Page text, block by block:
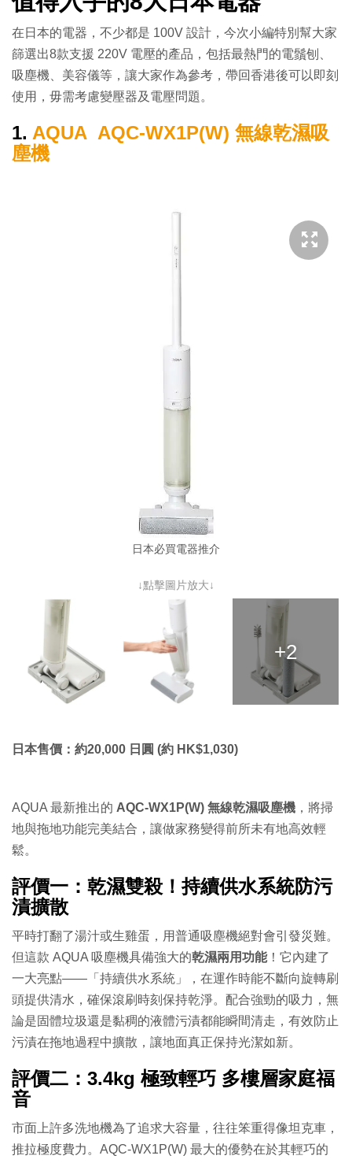
在日本的電器，不少都是 100V 設計，今次小編特別幫大家
篩選出8款支援 220V 電壓的產品，包括最熱門的電鬚刨、
吸塵機、美容儀等，讓大家作為參考，帶回香港後可以即刻
使用，毋需考慮變壓器及電壓問題。
1. AQUA AQC-WX1P(W) 無線乾濕吸
塵機
日本必買電器推介
↓點擊圖片放大↓
+2
日本售價：約20,000 日圓 (約 HK$1,030)
AQUA 最新推出的 AQC-WX1P(W) 無線乾濕吸塵機 ，將掃
地與拖地功能完美結合，讓做家務變得前所未有地高效輕
鬆。
評價一：乾濕雙殺！持續供水系統防污
漬擴散
平時打翻了湯汁或生雞蛋，用普通吸塵機絕對會引發災難。
但這款 AQUA 吸塵機具備強大的乾濕兩用功能！它內建了
一大亮點——「持續供水系統」，在運作時能不斷向旋轉刷
頭提供清水，確保滾刷時刻保持乾淨。配合強勁的吸力，無
論是固體垃圾還是黏稠的液體污漬都能瞬間清走，有效防止
污漬在拖地過程中擴散，讓地面真正保持光潔如新。
評價二：3.4kg 極致輕巧 多樓層家庭福
音
市面上許多洗地機為了追求大容量，往往笨重得像坦克車，
推拉極度費力。AQC-WX1P(W) 最大的優勢在於其輕巧的